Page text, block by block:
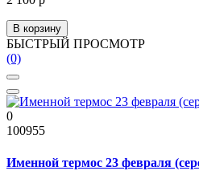
В корзину
БЫСТРЫЙ ПРОСМОТР
(0)
0
100955
Именной термос 23 февраля